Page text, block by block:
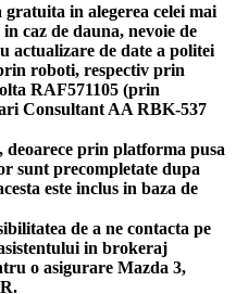
in alegerea celei mai
caz de dauna, nevoie de
actualizare de date a politei
roboti, respectiv prin
RAF571105 (prin
Consultant AA RBK-537
prin platforma pusa
sunt precompletate dupa
este inclus in baza de
de a ne contacta pe
in brokeraj
o asigurare Mazda 3,